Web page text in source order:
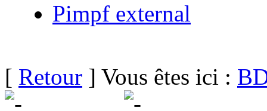
Pimpf
[ Retour ] Vous êtes ici :